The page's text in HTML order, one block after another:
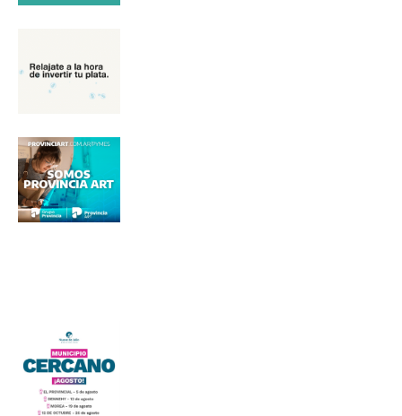
Nombre
Apellidos